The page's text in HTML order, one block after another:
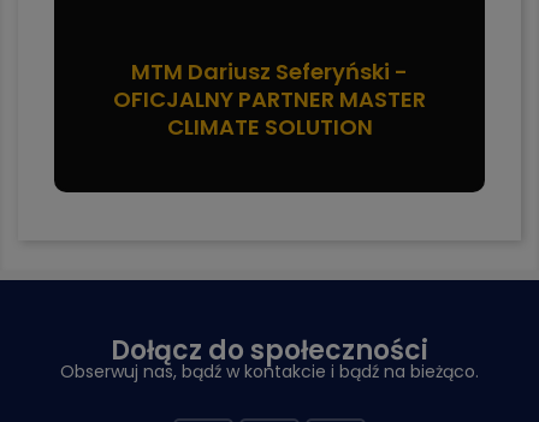
MTM Dariusz Seferyński -
OFICJALNY PARTNER MASTER
CLIMATE SOLUTION
Dołącz do społeczności
Obserwuj nas, bądź w kontakcie i bądź na bieżąco.